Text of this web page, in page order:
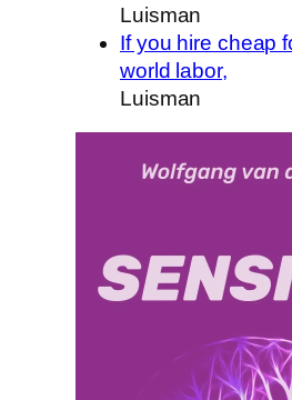
Luisman
If you hire cheap
world labor,
Luisman